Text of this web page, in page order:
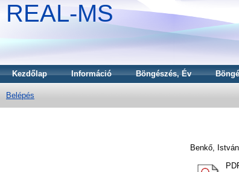
REAL-MS
Kezdőlap Információ Böngészés, Év
Belépés
Benkő, István